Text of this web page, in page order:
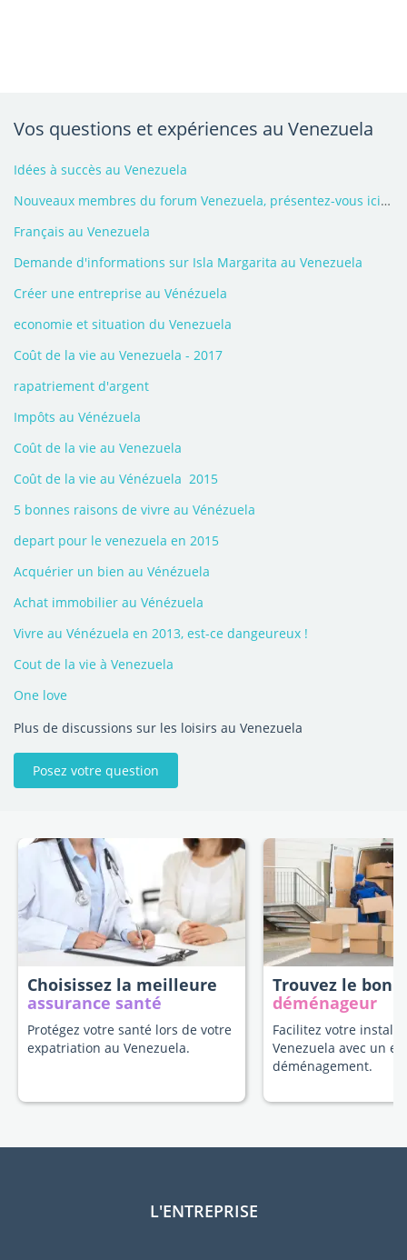
Vos questions et expériences au Venezuela
Idées à succès au Venezuela
Nouveaux membres du forum Venezuela, présentez-vous ici - 2026
Français au Venezuela
Demande d'informations sur Isla Margarita au Venezuela
Créer une entreprise au Vénézuela
economie et situation du Venezuela
Coût de la vie au Venezuela - 2017
rapatriement d'argent
Impôts au Vénézuela
Coût de la vie au Venezuela
Coût de la vie au Vénézuela  2015
5 bonnes raisons de vivre au Vénézuela
depart pour le venezuela en 2015
Acquérier un bien au Vénézuela
Achat immobilier au Vénézuela
Vivre au Vénézuela en 2013, est-ce dangeureux !
Cout de la vie à Venezuela
One love
Plus de discussions sur les loisirs au Venezuela
Posez votre question
Choisissez la meilleure
assurance santé
Protégez votre santé lors de votre
expatriation au Venezuela.
Trouvez le bon
déménageur
Facilitez votre
Venezuela avec un
déménagement.
L'ENTREPRISE